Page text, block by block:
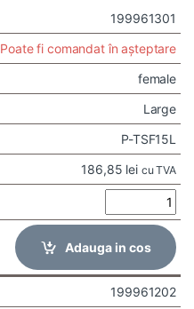
199961301
Poate fi comandat în așteptare
female
Large
P-TSF15L
186,85 lei cu TVA
Adauga in cos
199961202